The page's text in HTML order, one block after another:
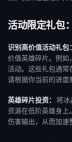
活动限定礼包
识别高价值活动礼包：
价值英雄碎片。例如
活动。这些礼包通常
请根据你当前的进度
英雄碎片投资：
将冰
资源在低阶英雄身上
伤害输出，从而加速